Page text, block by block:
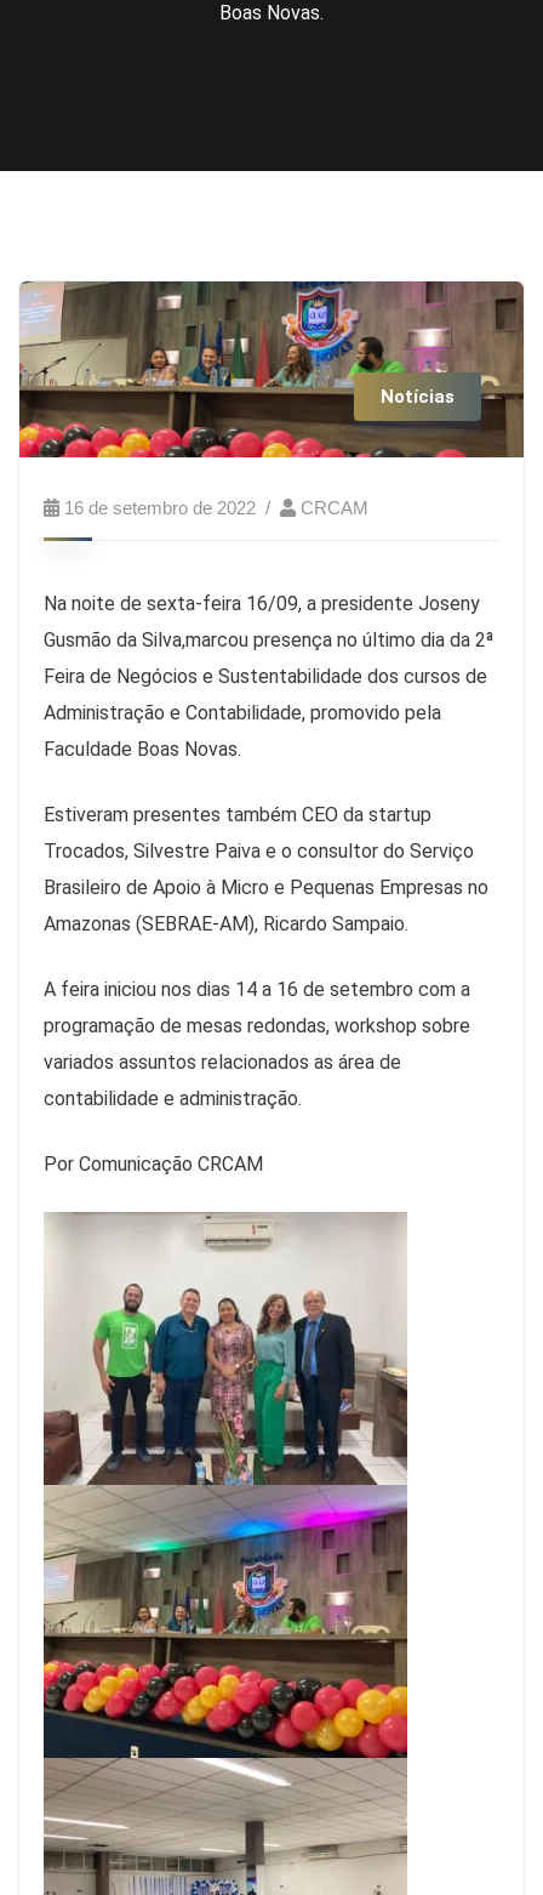
Boas Novas.
Notícias
16 de setembro de 2022 CRCAM
Na noite de sexta-feira 16/09, a presidente Joseny
Gusmão da Silva,marcou presença no último dia da 2ª
Feira de Negócios e Sustentabilidade dos cursos de
Administração e Contabilidade, promovido pela
Faculdade Boas Novas.
Estiveram presentes também CEO da startup
Trocados, Silvestre Paiva e o consultor do Serviço
Brasileiro de Apoio à Micro e Pequenas Empresas no
Amazonas (SEBRAE-AM), Ricardo Sampaio.
A feira iniciou nos dias 14 a 16 de setembro com a
programação de mesas redondas, workshop sobre
variados assuntos relacionados as área de
contabilidade e administração.
Por Comunicação CRCAM